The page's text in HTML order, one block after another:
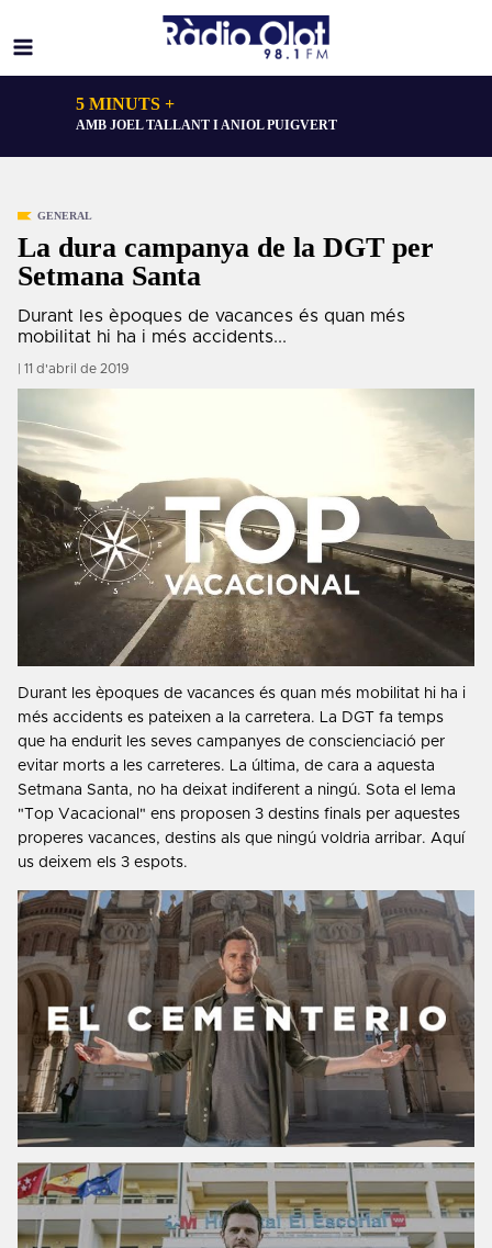
5 MINUTS +
AMB JOEL TALLANT I ANIOL PUIGVERT
GENERAL
La dura campanya de la DGT per
Setmana Santa
Durant les èpoques de vacances és quan més
mobilitat hi ha i més accidents...
| 11 d'abril de 2019
Durant les èpoques de vacances és quan més mobilitat hi ha i
més accidents es pateixen a la carretera. La DGT fa temps
que ha endurit les seves campanyes de conscienciació per
evitar morts a les carreteres. La última, de cara a aquesta
Setmana Santa, no ha deixat indiferent a ningú. Sota el lema
"Top Vacacional" ens proposen 3 destins finals per aquestes
properes vacances, destins als que ningú voldria arribar. Aquí
us deixem els 3 espots.